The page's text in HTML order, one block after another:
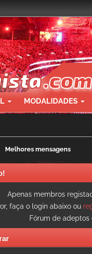
MODALIDADES
Melhores mensagens
Apenas membros
faça o login abaixo ou
Fórum de adeptos